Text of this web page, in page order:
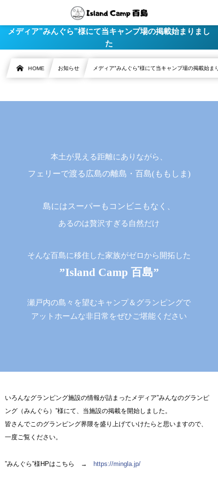
メディア”みんぐら”様にて当キャンプ場の掲載始まりまし
た
HOME お知らせ メディア”みんぐら”様にて当キャンプ場の掲載始ま
本土が見える距離にありながら、
フェリーで渡る広島の離島・百島(ももしま)
島にはスーパーもコンビニもなく、
あるのは贅沢すぎる自然だけ
そんな百島に移住した家族がゼロから開拓した
”Island Camp 百島”
瀬戸内の島々を望むキャンプ＆グランピングで
アットホームな非日常をぜひご堪能ください
いろんなグランピング施設の情報が詰まったメディア”みんなのグランピ
ング（みんぐら）”様にて、当施設の掲載を開始しました。
皆さんでこのグランピング界隈を盛り上げていけたらと思いますので、
一度ご覧ください。
”みんぐら”様HPはこちら → https://mingla.jp/